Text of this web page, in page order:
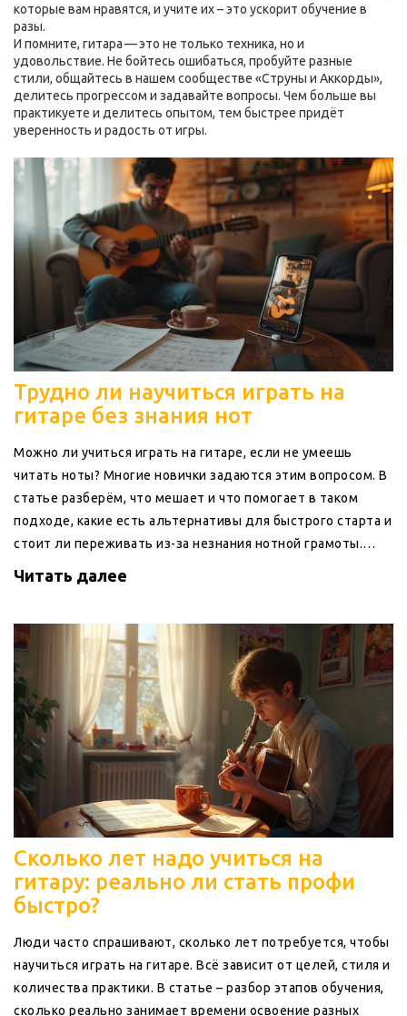
которые вам нравятся, и учите их – это ускорит обучение в
разы.
И помните, гитара — это не только техника, но и
удовольствие. Не бойтесь ошибаться, пробуйте разные
стили, общайтесь в нашем сообществе «Струны и Аккорды»,
делитесь прогрессом и задавайте вопросы. Чем больше вы
практикуете и делитесь опытом, тем быстрее придёт
уверенность и радость от игры.
Трудно ли научиться играть на
гитаре без знания нот
Можно ли учиться играть на гитаре, если не умеешь
читать ноты? Многие новички задаются этим вопросом. В
статье разберём, что мешает и что помогает в таком
подходе, какие есть альтернативы для быстрого старта и
стоит ли переживать из-за незнания нотной грамоты.
упростить себе жизнь на старте.
Читать далее
Сколько лет надо учиться на
гитару: реально ли стать профи
быстро?
Люди часто спрашивают, сколько лет потребуется, чтобы
научиться играть на гитаре. Всё зависит от целей, стиля и
количества практики. В статье – разбор этапов обучения,
сколько реально занимает времени освоение разных